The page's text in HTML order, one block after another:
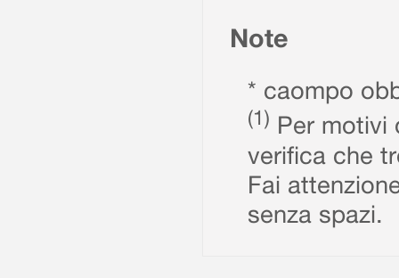
Note
* caompo
(1) Per motivi
verifica che
Fai
senza spazi.